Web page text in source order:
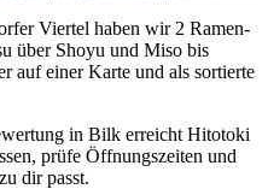
Viertel haben wir 2 Ramen-
über Shoyu und Miso bis
auf einer Karte und als sortierte
in Bilk erreicht Hitotoki
prüfe Öffnungszeiten und
dir passt.